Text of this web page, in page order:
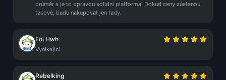
průměr a je to opravdu solidní platforma. Dokud ceny zůstanou
takové, budu nakupovat jen tady.
Eoi Hwh
Vynikající.
Rebelking